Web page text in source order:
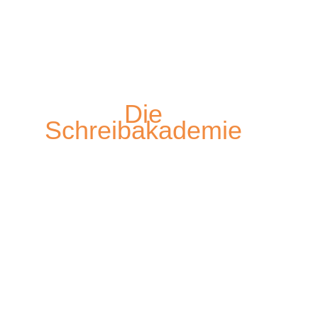
Die
Schreibakademie